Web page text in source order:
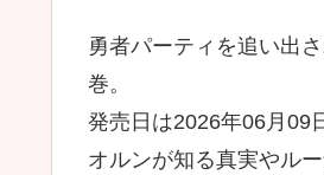
勇者パーティを追い出
巻。
発売日は2026年06月09
オルンが知る真実やル